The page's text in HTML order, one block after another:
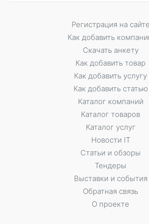
Регистрация на сайте
Как добавить
Скачать анкету
Как добавить товар
Как добавить услугу
Как добавить статью
Каталог компаний
Каталог товаров
Каталог услуг
Новости IT
Статьи и обзоры
Тендеры
Выставки и события
Обратная связь
О проекте